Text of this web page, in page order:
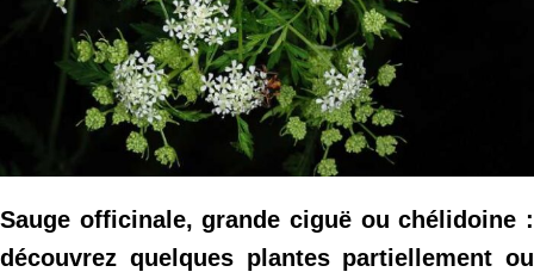
Sauge officinale, grande ciguë ou chélidoine :
découvrez quelques plantes partiellement ou